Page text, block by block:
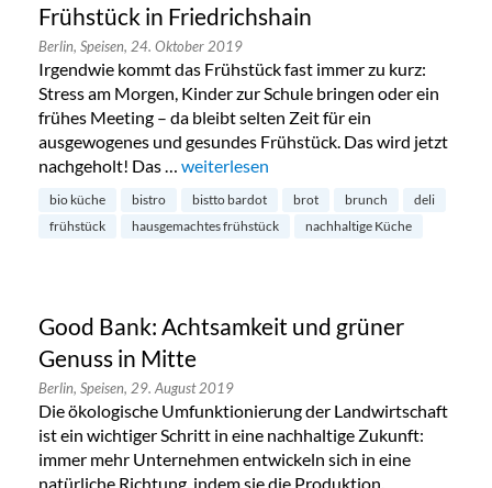
Frühstück in Friedrichshain
Berlin, Speisen, 24. Oktober 2019
Irgendwie kommt das Frühstück fast immer zu kurz:
Stress am Morgen, Kinder zur Schule bringen oder ein
frühes Meeting – da bleibt selten Zeit für ein
ausgewogenes und gesundes Frühstück. Das wird jetzt
nachgeholt! Das … „Bardot’s Bio Deli: hausgemachtes
weiterlesen
bio küche bistro bistto bardot brot brunch
deli
frühstück
hausgemachtes frühstück nachhaltige Küche
Good Bank: Achtsamkeit und grüner
Genuss in Mitte
Berlin, Speisen, 29. August 2019
Die ökologische Umfunktionierung der Landwirtschaft
ist ein wichtiger Schritt in eine nachhaltige Zukunft:
immer mehr Unternehmen entwickeln sich in eine
natürliche Richtung, indem sie die Produktion,